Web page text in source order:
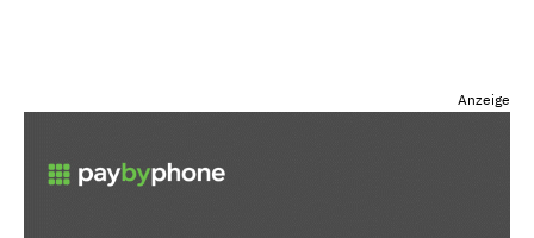
Anzeige